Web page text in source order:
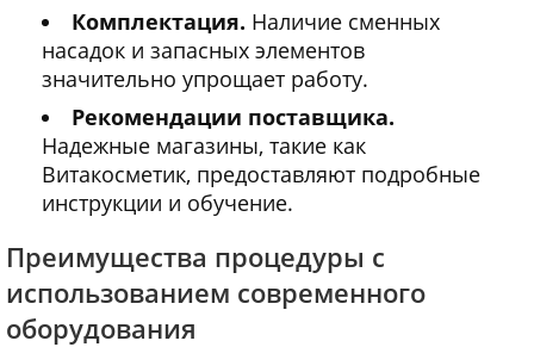
Комплектация. Наличие сменных
насадок и запасных элементов
значительно упрощает работу.
Рекомендации поставщика.
Надежные магазины, такие как
Витакосметик, предоставляют подробные
инструкции и обучение.
Преимущества процедуры с
использованием современного
оборудования